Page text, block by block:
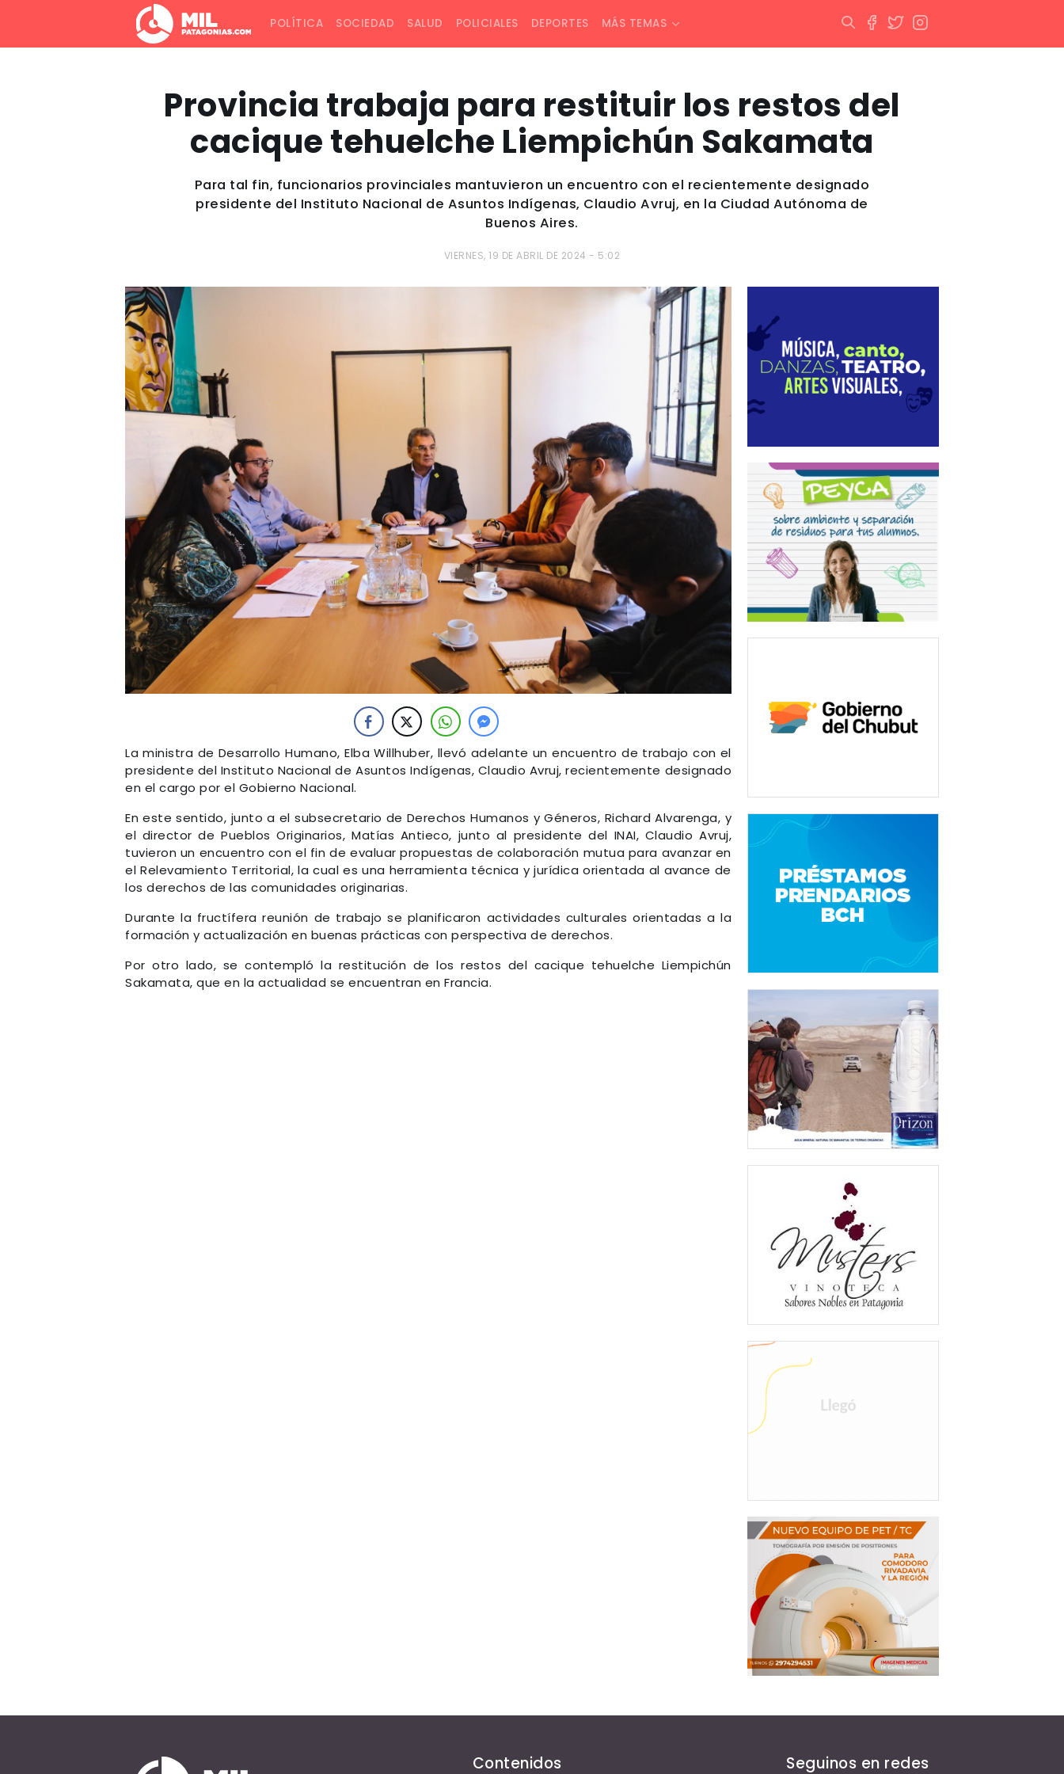
POLÍTICA SOCIEDAD SALUD POLICIALES DEPORTES MÁS TEMAS
Provincia trabaja para restituir los restos del
cacique tehuelche Liempichún Sakamata
Para tal fin, funcionarios provinciales mantuvieron un encuentro con el recientemente designado
presidente del Instituto Nacional de Asuntos Indígenas, Claudio Avruj, en la Ciudad Autónoma de
Buenos Aires.
VIERNES, 19 DE ABRIL DE 2024 - 5:02
La ministra de Desarrollo Humano, Elba Willhuber, llevó adelante un encuentro de trabajo con el
presidente del Instituto Nacional de Asuntos Indígenas, Claudio Avruj, recientemente designado
en el cargo por el Gobierno Nacional.
En este sentido, junto a el subsecretario de Derechos Humanos y Géneros, Richard Alvarenga, y
el director de Pueblos Originarios, Matías Antieco, junto al presidente del INAI, Claudio Avruj,
tuvieron un encuentro con el fin de evaluar propuestas de colaboración mutua para avanzar en
el Relevamiento Territorial, la cual es una herramienta técnica y jurídica orientada al avance de
los derechos de las comunidades originarias.
Durante la fructífera reunión de trabajo se planificaron actividades culturales orientadas a la
formación y actualización en buenas prácticas con perspectiva de derechos.
Por otro lado, se contempló la restitución de los restos del cacique tehuelche Liempichún
Sakamata, que en la actualidad se encuentran en Francia.
Contenidos Seguinos en redes